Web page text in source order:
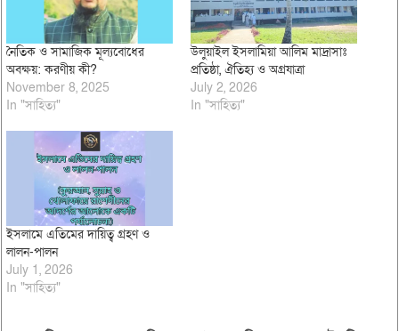
নৈতিক ও সামাজিক মূল্যবোধের
অবক্ষয়: করণীয় কী?
November 8, 2025
In "সাহিত্য"
উলুয়াইল ইসলামিয়া আলিম মাদ্রাসাঃ
প্রতিষ্ঠা, ঐতিহ্য ও অগ্রযাত্রা
July 2, 2026
In "সাহিত্য"
ইসলামে এতিমের দায়িত্ব গ্রহণ ও
লালন-পালন
July 1, 2026
In "সাহিত্য"